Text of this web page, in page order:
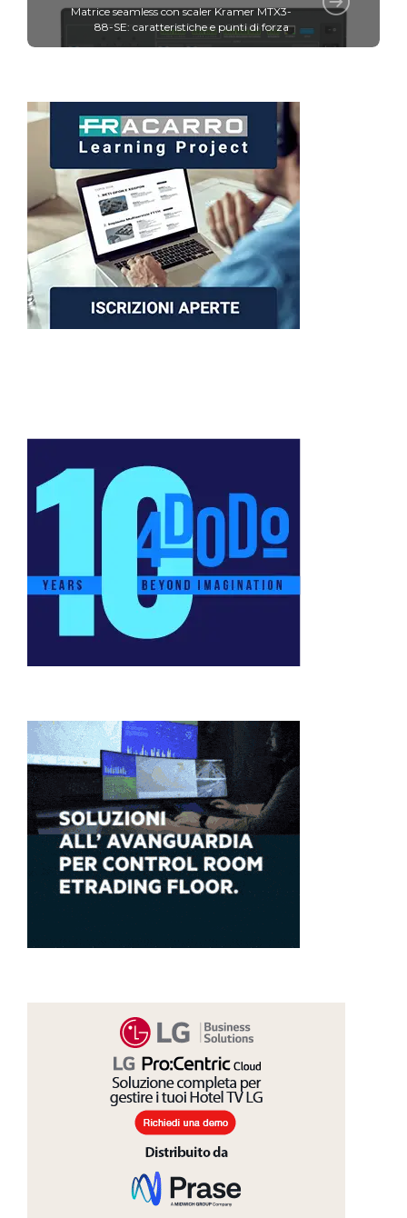
Matrice seamless con scaler Kramer MTX3-
88-SE: caratteristiche e punti di forza